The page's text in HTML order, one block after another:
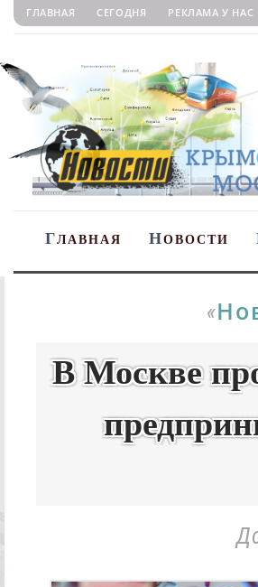
ГЛАВНАЯ СЕГОДНЯ РЕКЛАМА У НАС
ГЛАВНАЯ НОВОСТИ
«
В Москве